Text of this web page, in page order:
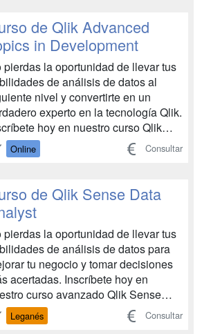
la atención al cliente o la
de recursos humanos. Conocer
herram...
de Qlik Advanced
in Development
pierdas la oportunidad de llevar tus
de análisis de datos al
nivel y convertirte en un
experto en la tecnología Qlik.
hoy en nuestro curso Qlik
Topics Si eres un
o Consultor en Business
al siguiente nivel, nuestro
de Desarrollo ...
Online Consultar
de Qlik Sense Data
pierdas la oportunidad de llevar tus
de análisis de datos para
tu negocio y tomar decisiones
acertadas. Inscríbete hoy en
curso avanzado Qlik Sense
El curso Qlik Sense Data
es una introducción completa al
Leganés Consultar